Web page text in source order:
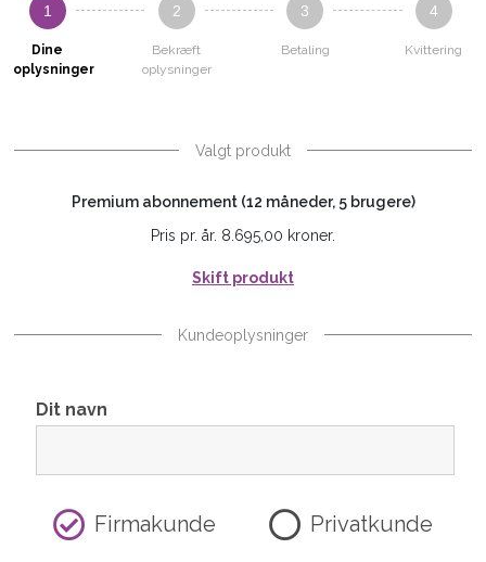
1
Dine
oplysninger
2
Bekræft
oplysninger
3
Betaling
4
Kvittering
Valgt produkt
Premium abonnement (12 måneder, 5 brugere)
Pris pr. år. 8.695,00 kroner.
Skift produkt
Kundeoplysninger
Dit navn
Firmakunde Privatkunde